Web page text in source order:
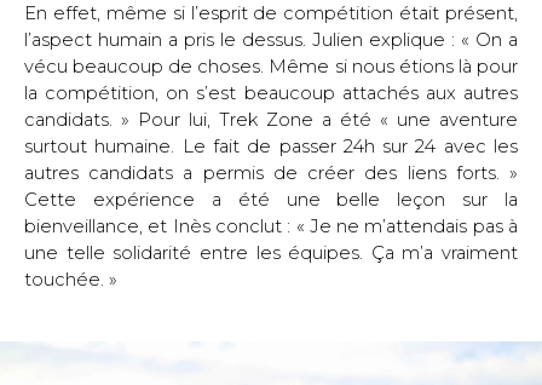
En effet, même si l’esprit de compétition était présent,
l’aspect humain a pris le dessus. Julien explique : « On a
vécu beaucoup de choses. Même si nous étions là pour
la compétition, on s’est beaucoup attachés aux autres
candidats. » Pour lui, Trek Zone a été « une aventure
surtout humaine. Le fait de passer 24h sur 24 avec les
autres candidats a permis de créer des liens forts. »
Cette expérience a été une belle leçon sur la
bienveillance, et Inès conclut : « Je ne m’attendais pas à
une telle solidarité entre les équipes. Ça m’a vraiment
touchée. »